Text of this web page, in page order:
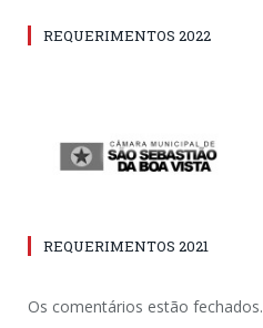
REQUERIMENTOS 2022
REQUERIMENTOS 2021
Os comentários estão fechados.